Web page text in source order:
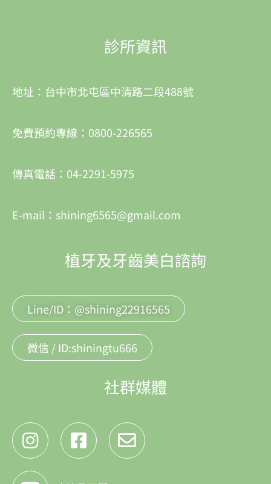
診所資訊
地址：台中市北屯區中清路二段488號
免費預約專線：0800-226565
傳真電話：04-2291-5975
E-mail：shining6565@gmail.com
植牙及牙齒美白諮詢
Line/ID：@shining22916565
微信 / ID:shiningtu666
社群媒體